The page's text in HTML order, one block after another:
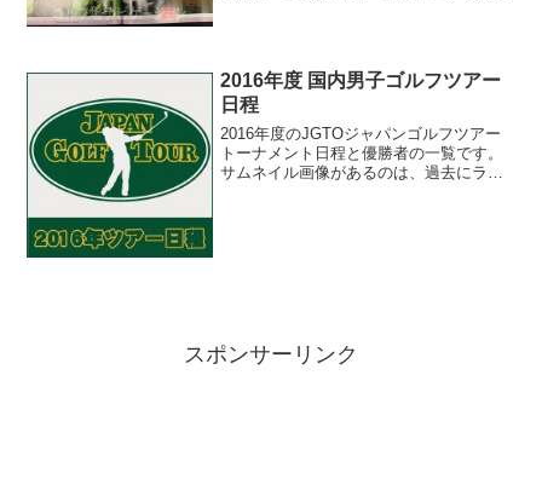
ラブ」などが特集...
2016年度 国内男子ゴルフツアー
日程
2016年度のJGTOジャパンゴルフツアー
トーナメント日程と優勝者の一覧です。
サムネイル画像があるのは、過去にラウ
スポンサーリンク